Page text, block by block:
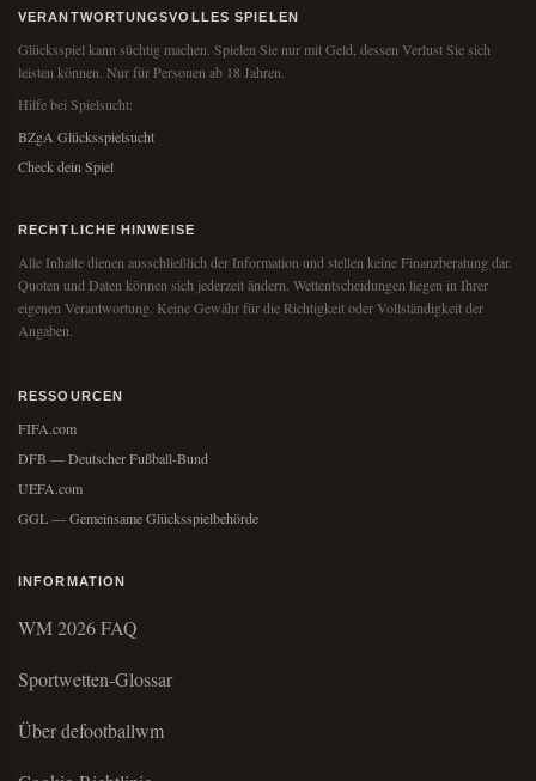
VERANTWORTUNGSVOLLES SPIELEN
Glücksspiel kann süchtig machen. Spielen Sie nur mit Geld, dessen Verlust Sie sich
leisten können. Nur für Personen ab 18 Jahren.
Hilfe bei Spielsucht:
BZgA Glücksspielsucht
Check dein Spiel
RECHTLICHE HINWEISE
Alle Inhalte dienen ausschließlich der Information und stellen keine Finanzberatung dar.
Quoten und Daten können sich jederzeit ändern. Wettentscheidungen liegen in Ihrer
eigenen Verantwortung. Keine Gewähr für die Richtigkeit oder Vollständigkeit der
Angaben.
RESSOURCEN
FIFA.com
DFB — Deutscher Fußball-Bund
UEFA.com
GGL — Gemeinsame Glücksspielbehörde
INFORMATION
WM 2026 FAQ
Sportwetten-Glossar
Über defootballwm